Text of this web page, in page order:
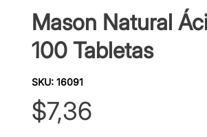
Mason Natural
100 Tabletas
SKU: 16091
$7,36